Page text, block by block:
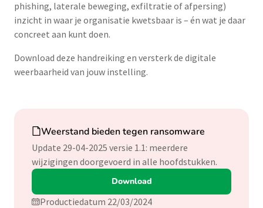
phishing, laterale beweging, exfiltratie of afpersing)
inzicht in waar je organisatie kwetsbaar is – én wat je daar
concreet aan kunt doen.
Download deze handreiking en versterk de digitale
weerbaarheid van jouw instelling.
Download
Weerstand bieden tegen ransomware
Update 29-04-2025 versie 1.1: meerdere
wijzigingen doorgevoerd in alle hoofdstukken.
Download
Productiedatum 22/03/2024